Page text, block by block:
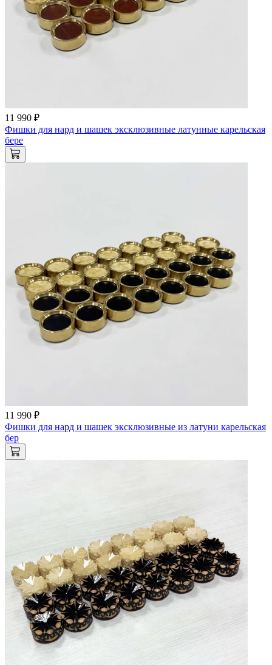
11 990 ₽
Фишки для нард и шашек эксклюзивные латунные карельская
бере
11 990 ₽
Фишки для нард и шашек эксклюзивные из латуни карельская
бер